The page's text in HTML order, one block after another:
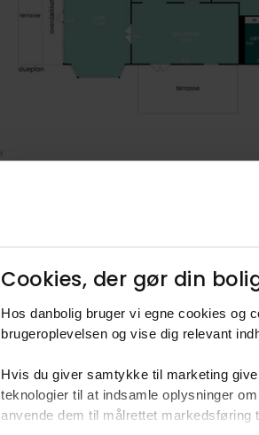
Cookies, der gør din
Hos danbolig bruger vi egne cookies og
brugeroplevelsen og vise dig relevant
Hvis du giver samtykke til marketing
teknologier til at indsamle oplysninger
anvende dem til målrettet markedsføring
Boligfakta
Udbudsform
Energimærke